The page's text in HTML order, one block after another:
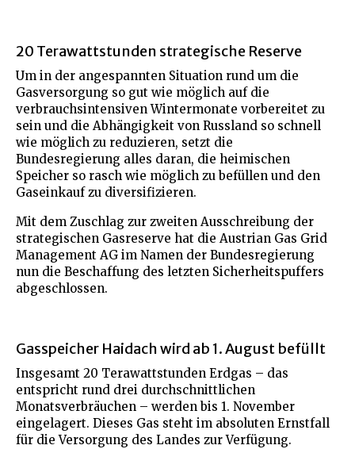
20 Terawattstunden strategische Reserve
Um in der angespannten Situation rund um die
Gasversorgung so gut wie möglich auf die
verbrauchsintensiven Wintermonate vorbereitet zu
sein und die Abhängigkeit von Russland so schnell
wie möglich zu reduzieren, setzt die
Bundesregierung alles daran, die heimischen
Speicher so rasch wie möglich zu befüllen und den
Gaseinkauf zu diversifizieren.
Mit dem Zuschlag zur zweiten Ausschreibung der
strategischen Gasreserve hat die Austrian Gas Grid
Management AG im Namen der Bundesregierung
nun die Beschaffung des letzten Sicherheitspuffers
abgeschlossen.
Gasspeicher Haidach wird ab 1. August befüllt
Insgesamt 20 Terawattstunden Erdgas – das
entspricht rund drei durchschnittlichen
Monatsverbräuchen – werden bis 1. November
eingelagert. Dieses Gas steht im absoluten Ernstfall
für die Versorgung des Landes zur Verfügung.